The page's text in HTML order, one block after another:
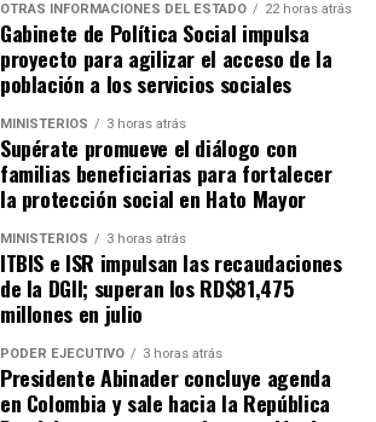
OTRAS INFORMACIONES DEL ESTADO 22 horas atrás
Gabinete de Política Social impulsa
proyecto para agilizar el acceso de la
población a los servicios sociales
MINISTERIOS 3 horas atrás
Supérate promueve el diálogo con
familias beneficiarias para fortalecer
la protección social en Hato Mayor
MINISTERIOS 3 horas atrás
ITBIS e ISR impulsan las recaudaciones
de la DGII; superan los RD$81,475
millones en julio
PODER EJECUTIVO 3 horas atrás
Presidente Abinader concluye agenda
en Colombia y sale hacia la República